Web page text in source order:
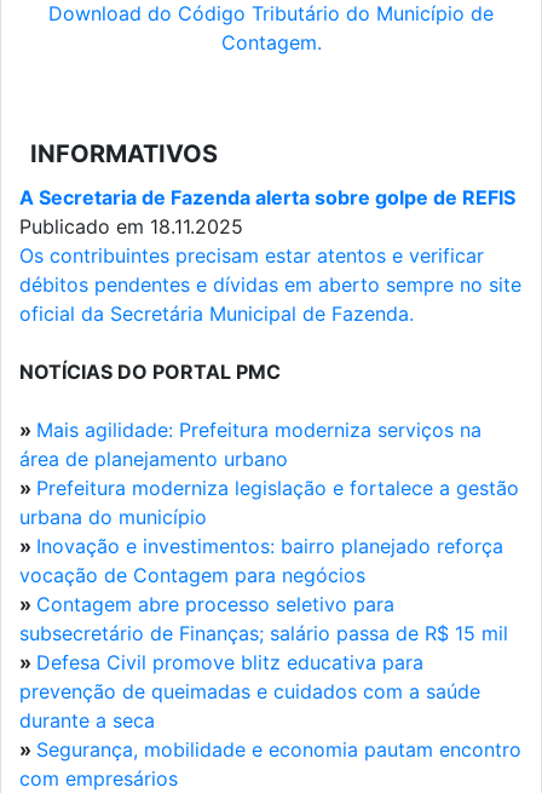
Download do Código Tributário do Município de
Contagem.
INFORMATIVOS
A Secretaria de Fazenda alerta sobre golpe de REFIS
Publicado em 18.11.2025
Os contribuintes precisam estar atentos e verificar
débitos pendentes e dívidas em aberto sempre no site
oficial da Secretária Municipal de Fazenda.
NOTÍCIAS DO PORTAL PMC
» Mais agilidade: Prefeitura moderniza serviços na
área de planejamento urbano
» Prefeitura moderniza legislação e fortalece a gestão
urbana do município
» Inovação e investimentos: bairro planejado reforça
vocação de Contagem para negócios
» Contagem abre processo seletivo para
subsecretário de Finanças; salário passa de R$ 15 mil
» Defesa Civil promove blitz educativa para
prevenção de queimadas e cuidados com a saúde
durante a seca
» Segurança, mobilidade e economia pautam encontro
com empresários